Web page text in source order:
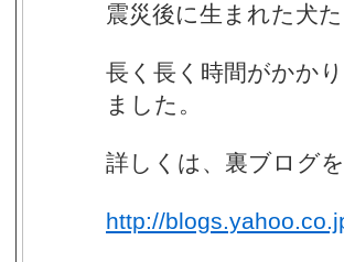
震災後に生まれた犬た
長く長く時間がかか
ました。
詳しくは、裏ブログを
http://